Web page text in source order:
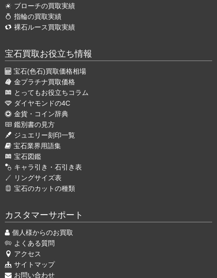
ブローチの買取実績
指輪の買取実績
裸石ルース買取実績
宝石買取お役立ち情報
宝石(色石)買取価格相場
金プラチナ買取価格
とってもお役立ちコラム
ダイヤモンドの4C
金貨・コイン辞典
鑑別書の見方
ジュエリー刻印一覧
宝石業界用語集
宝石図鑑
キャラ引き・石引き表
リングサイズ表
宝石のカットの種類
カスタマーサポート
個人様からのお買取
よくある質問
アクセス
サイトマップ
お問い合わせ